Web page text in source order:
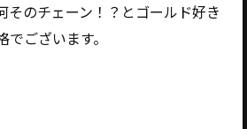
そのチェーン！？とゴールド好き
ございます。